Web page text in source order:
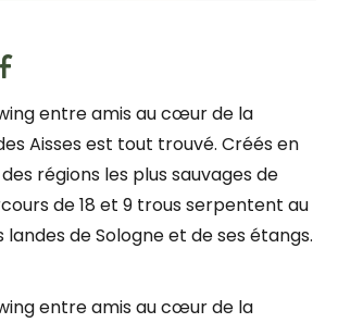
entre amis au cœur de la
Aisses est tout trouvé. Créés en
des régions les plus sauvages de
de 18 et 9 trous serpentent au
landes de Sologne et de ses étangs.
entre amis au cœur de la